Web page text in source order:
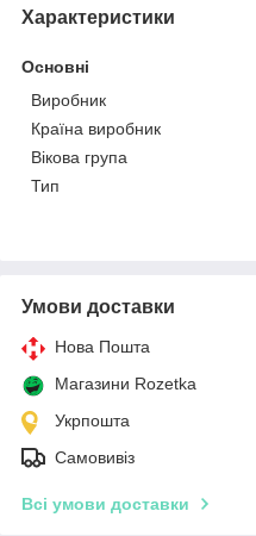
Характеристики
Основні
Виробник
Країна виробник
Вікова група
Тип
Умови доставки
Нова Пошта
Магазини Rozetka
Укрпошта
Самовивіз
Всі умови доставки